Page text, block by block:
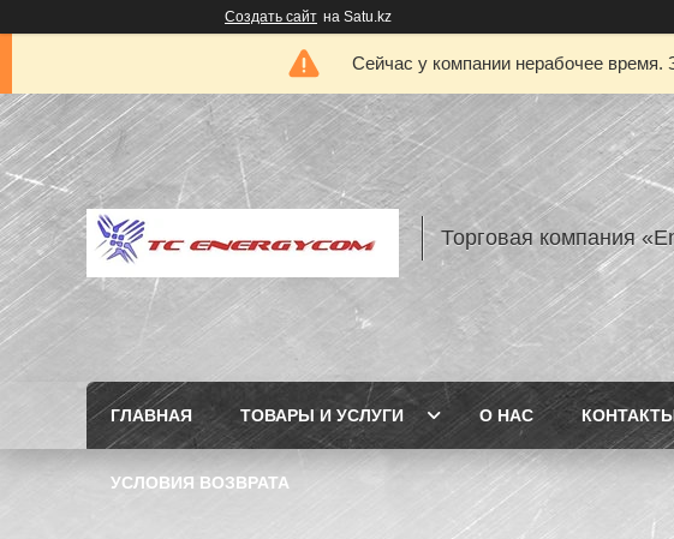
Создать сайт на Satu.kz
Сейчас у компании нерабочее время.
Торговая компания
ГЛАВНАЯ ТОВАРЫ И УСЛУГИ О НАС
УСЛОВИЯ ВОЗВРАТА